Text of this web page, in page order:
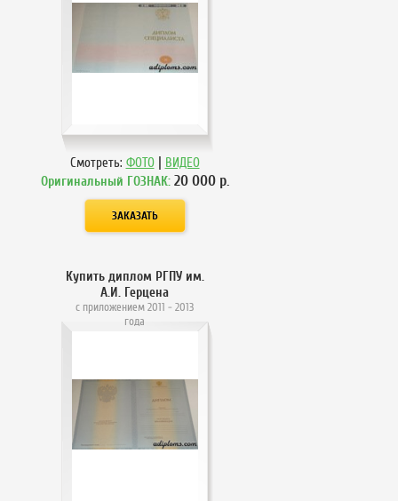
Смотреть: ФОТО | ВИДЕО
Оригинальный ГОЗНАК: 20 000р.
Купить диплом РГПУ им.
А.И. Герцена
с приложением 2011 - 2013
года